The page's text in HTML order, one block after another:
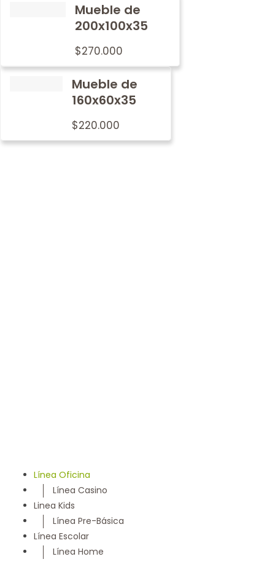
Mueble de
200x100x35
$270.000
Mueble de
160x60x35
$220.000
Línea Oficina
Línea Casino
Linea Kids
Línea Pre-Básica
Línea Escolar
Línea Home